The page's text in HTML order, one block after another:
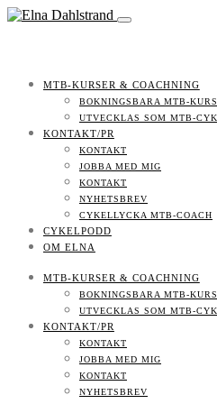
MTB-KURSER & COACHNING
BOKNINGSBARA MTB-
UTVECKLAS SOM MTB-
KONTAKT/PR
KONTAKT
JOBBA MED MIG
KONTAKT
NYHETSBREV
CYKELLYCKA MTB-COACH
CYKELPODD
OM ELNA
MTB-KURSER & COACHNING
BOKNINGSBARA MTB-
UTVECKLAS SOM MTB-
KONTAKT/PR
KONTAKT
JOBBA MED MIG
KONTAKT
NYHETSBREV